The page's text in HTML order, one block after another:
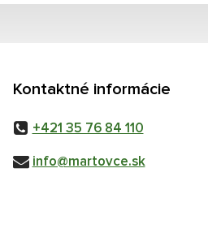
Kontaktné informácie
+421 35 76 84 110
info@martovce.sk